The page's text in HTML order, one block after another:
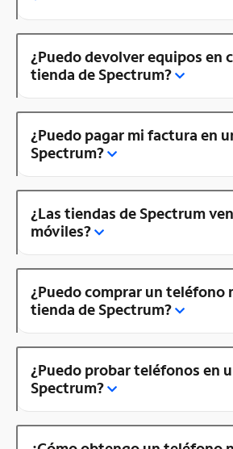
¿Puedo devolver equipos en
tienda de Spectrum?
¿Puedo pagar mi factura en
Spectrum?
¿Las tiendas de Spectrum
móviles?
¿Puedo comprar un teléfono
tienda de Spectrum?
¿Puedo probar teléfonos en
Spectrum?